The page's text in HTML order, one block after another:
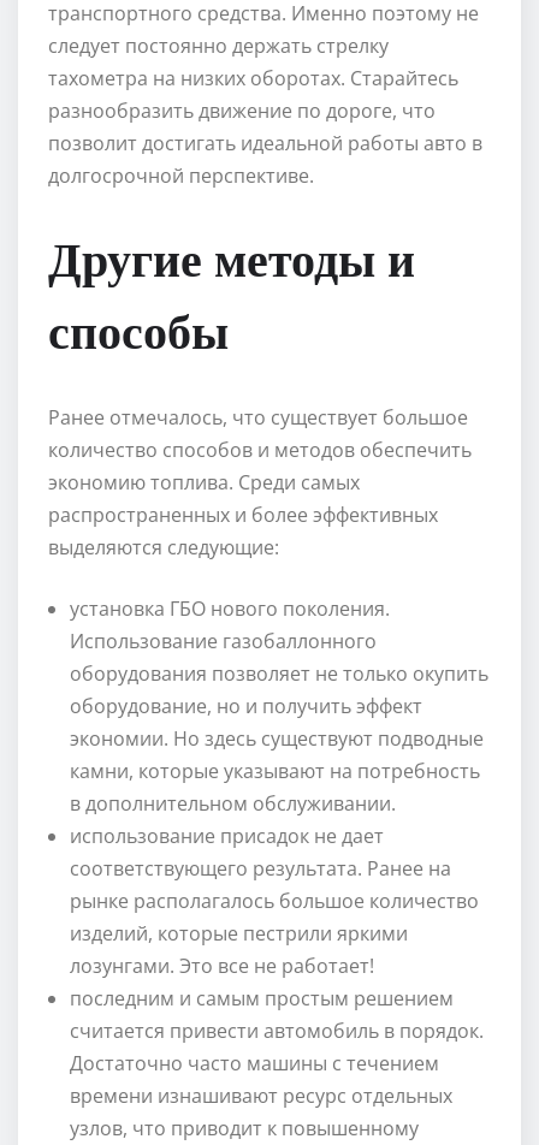
транспортного средства. Именно поэтому не
следует постоянно держать стрелку
тахометра на низких оборотах. Старайтесь
разнообразить движение по дороге, что
позволит достигать идеальной работы авто в
долгосрочной перспективе.
Другие методы и
способы
Ранее отмечалось, что существует большое
количество способов и методов обеспечить
экономию топлива. Среди самых
распространенных и более эффективных
выделяются следующие:
установка ГБО нового поколения.
Использование газобаллонного
оборудования позволяет не только окупить
оборудование, но и получить эффект
экономии. Но здесь существуют подводные
камни, которые указывают на потребность
в дополнительном обслуживании.
использование присадок не дает
соответствующего результата. Ранее на
рынке располагалось большое количество
изделий, которые пестрили яркими
лозунгами. Это все не работает!
последним и самым простым решением
считается привести автомобиль в порядок.
Достаточно часто машины с течением
времени изнашивают ресурс отдельных
узлов, что приводит к повышенному